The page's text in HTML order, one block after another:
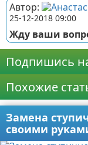
Автор:
25-12-2018 09:00
Жду ваши
Подпишись
Похожие
Замена
своими